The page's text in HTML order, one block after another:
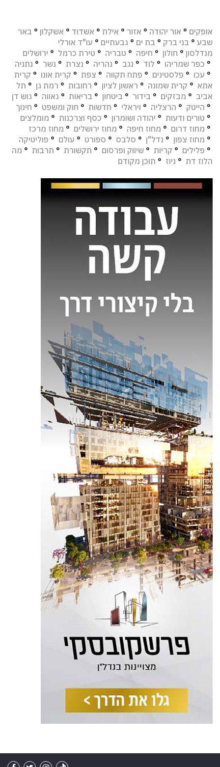
אופקים ° אור יהודה ° אזור ° אילת ° אשדוד ° אשקלון ° באר
שבע ° בני ברק ° בת ים ° גבעתיים ° עו"ד אורלי
מנדלסון ° חולון ° חיפה ° טבריה ° טירת כרמל ° ירושלים
° כפר שמריהו ° לוד ° נגב ° נהריה ° נצרת ° נשר ° נתניה
° עכו ° פלסטינים ° פתח תקווה ° צפת ° קרית אונו ° קרית
אתא ° קרית שמונה ° ראשון לציון ° רחובות ° רמת גן ° תל
אביב ° מבזקים ° בידור ° ביטחון ° בריאות ° גאווה ° גוש דן
° הייטק ° הרצליה ° ויראלי ° חדשות ° חוק ומשפט ° חינוך
° טורים ודעות ° יהודה ושומרון ° כסף וצרכנות ° מומלצים
° מחוז דרום ° מחוז חיפה ° מחוז ירושלים ° מחוז מרכז
° מחוז צפון ° נדל"ן ° סלבס ° ספורט ° עולם ° פוליטיקה
° פלילים ° קריות ° שיווק ופרסום ° תקשורת ° תרבות ° מה
הלוז דת ° ניוז ° תוכן מקודם